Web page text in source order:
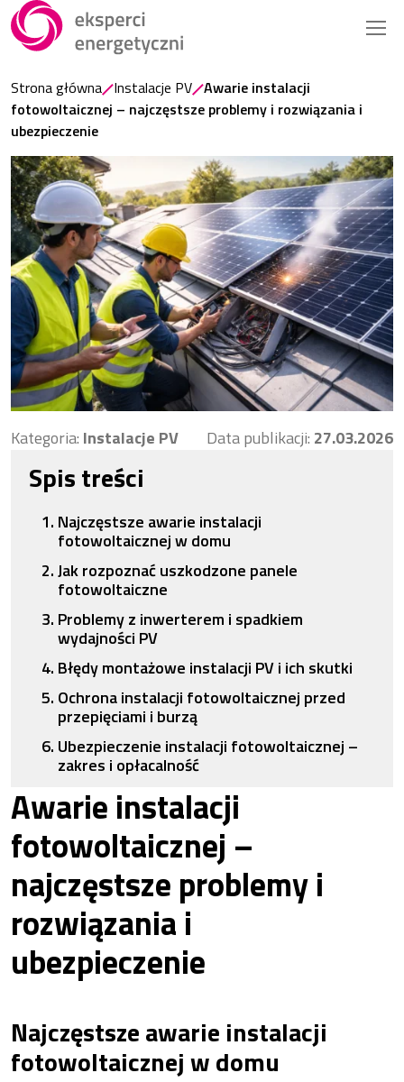
Strona główna Instalacje PV Awarie instalacji
fotowoltaicznej – najczęstsze problemy i rozwiązania i
ubezpieczenie
Kategoria: Instalacje PV Data publikacji: 27.03.2026
Spis treści
Najczęstsze awarie instalacji
fotowoltaicznej w domu
Jak rozpoznać uszkodzone panele
fotowoltaiczne
Problemy z inwerterem i spadkiem
wydajności PV
Błędy montażowe instalacji PV i ich skutki
Ochrona instalacji fotowoltaicznej przed
przepięciami i burzą
Ubezpieczenie instalacji fotowoltaicznej –
zakres i opłacalność
Awarie instalacji
fotowoltaicznej –
najczęstsze problemy i
rozwiązania i
ubezpieczenie
Najczęstsze awarie instalacji
fotowoltaicznej w domu